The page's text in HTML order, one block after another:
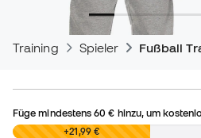
Training Spieler Fußball
Füge mindestens60 € hinzu, um
0,00 € +21,99 €